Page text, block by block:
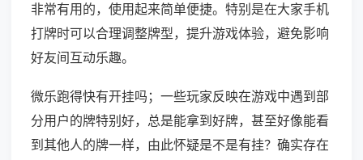
非常有用的，使用起来简单便捷。特别是在大家手机
打牌时可以合理调整牌型，提升游戏体验，避免影响
好友间互动乐趣。
微乐跑得快有开挂吗；一些玩家反映在游戏中遇到部
分用户的牌特别好，总是能拿到好牌，甚至好像能看
到其他人的牌一样，由此怀疑是不是有挂？确实存在